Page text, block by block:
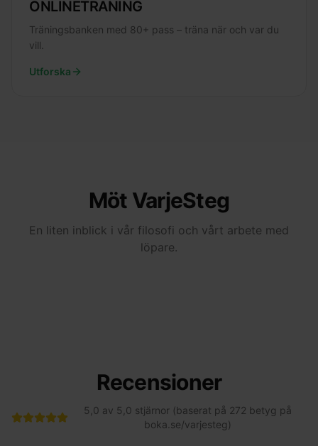
ONLINETRÄNING
Träningsbanken med 80+ pass – träna när och var du
vill.
Utforska
Möt VarjeSteg
En liten inblick i vår filosofi och vårt arbete med
löpare.
Recensioner
5,0 av 5,0 stjärnor (baserat på 272 betyg på
boka.se/varjesteg)